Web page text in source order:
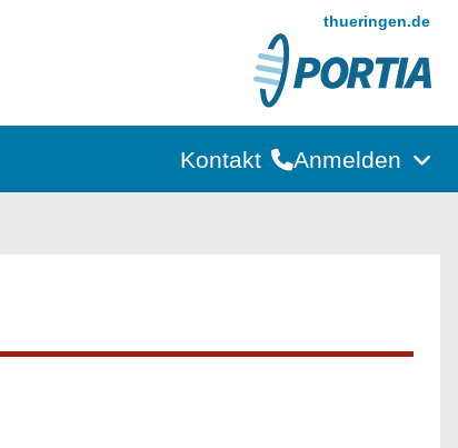
thueringen.de
Kontakt Anmelden